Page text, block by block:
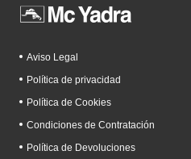
Aviso Legal
Política de privacidad
Política de Cookies
Condiciones de Contratación
Política de Devoluciones